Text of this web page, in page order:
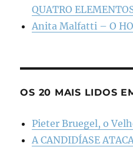
QUATRO
Anita Malfatti – O
OS 20 MAIS LIDOS
Pieter Bruegel, o
A CANDIDÍASE